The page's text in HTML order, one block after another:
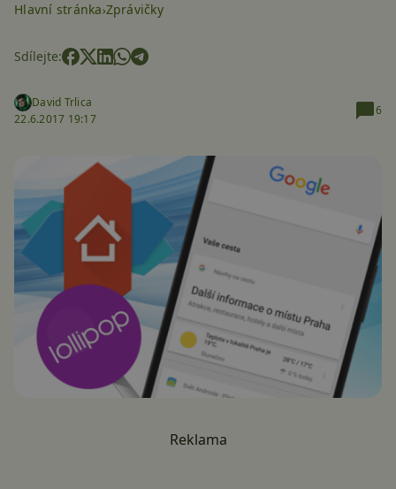
Hlavní stránka Zprávičky
Sdílejte:
David Trlica
22.6.2017 19:17
6
Reklama